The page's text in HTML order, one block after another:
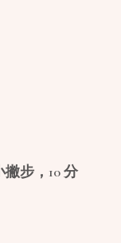
步，10 分